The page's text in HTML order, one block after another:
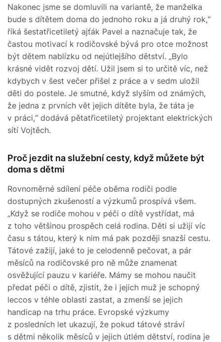
Nakonec jsme se domluvili na variantě, že manželka
bude s dítětem doma do jednoho roku a já druhý rok,“
říká šestatřicetiletý ajťák Pavel a naznačuje tak, že
častou motivací k rodičovské bývá pro otce možnost
být dětem nablízku od nejútlejšího dětství. „Bylo
krásné vidět rozvoj dětí. Užil jsem si to určitě víc, než
kdybych v šest večer přišel z práce a v sedm uložil
děti do postele. Je smutné, když slyším od známých,
že jedna z prvních vět jejich dítěte byla, že táta je
v práci,“ dodává pětatřicetiletý projektant elektrických
sítí Vojtěch.
Proč jezdit na služební cesty, když můžete být
doma s dětmi
Rovnoměrné sdílení péče oběma rodiči podle
dostupných zkušeností a výzkumů prospívá všem.
„Když se rodiče mohou v péči o dítě vystřídat, má
z toho většinou prospěch celá rodina. Děti si užijí víc
času s tátou, který k nim má pak později snazší cestu.
Tátové zažijí, jaké to je celodenně pečovat, a pár
měsíců na rodičovské pro ně může znamenat
osvěžující pauzu v kariéře. Mámy se mohou naučit
předat péči o dítě, zjistit, že i jejich muž je schopný
leccos v téhle oblasti zastat, a zmenší se jejich
handicap na trhu práce. Evropské výzkumy
z posledních let ukazují, že pokud tátové stráví
s dětmi několik měsíců v jejich útlém dětství, rodina je